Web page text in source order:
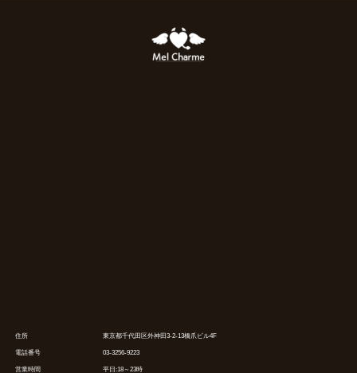
住所 東京都千代田区外神田3-2-13橋爪ビル4F
電話番号 03-3256-9223
営業時間 平日:18～23時